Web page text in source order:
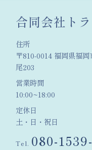
合同会社ト
住所
〒810-0014 福岡県福
尾203
営業時間
10:00~18:00
定休日
土・日・祝日
Tel. 080-